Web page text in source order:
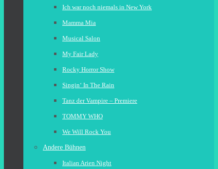
Ich war noch niemals in New York
Mamma Mia
Musical Salon
My Fair Lady
Rocky Horror Show
Singin‘ In The Rain
Tanz der Vampire – Premiere
TOMMY WHO
We Will Rock You
Andere Bühnen
Italian Arien Night